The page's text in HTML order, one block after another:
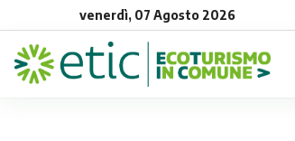
venerdì, 07 Agosto 2026